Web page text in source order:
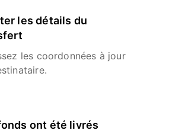
les détails du
les coordonnées à jour
ont été livrés